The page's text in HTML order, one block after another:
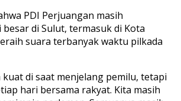
PDI Perjuangan masih
di Sulut, termasuk di Kota
suara terbanyak waktu pilkada
kuat di saat menjelang pemilu, tetapi
hari bersama rakyat. Kita masih